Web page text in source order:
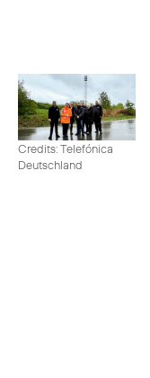
Credits: Telefónica
Deutschland